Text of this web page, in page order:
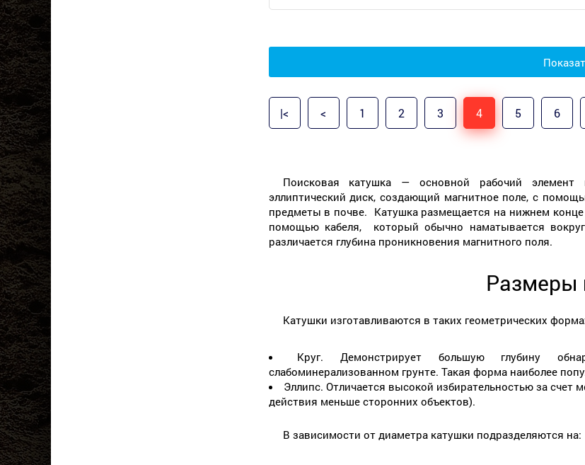
|< < 1 2 3 4 5 6
Поисковая катушка — основной рабочий элемент
эллиптический диск, создающий магнитное поле, с
предметы в почве. Катушка размещается на нижнем конце
помощью кабеля, который обычно наматывается
различается глубина проникновения магнитного поля.
Катушки изготавливаются в таких геометрических
Круг. Демонстрирует большую глубину
слабоминерализованном грунте. Такая форма наиболее
Эллипс. Отличается высокой избирательностью за
действия меньше сторонних объектов).
В зависимости от диаметра катушки подразделяются на: